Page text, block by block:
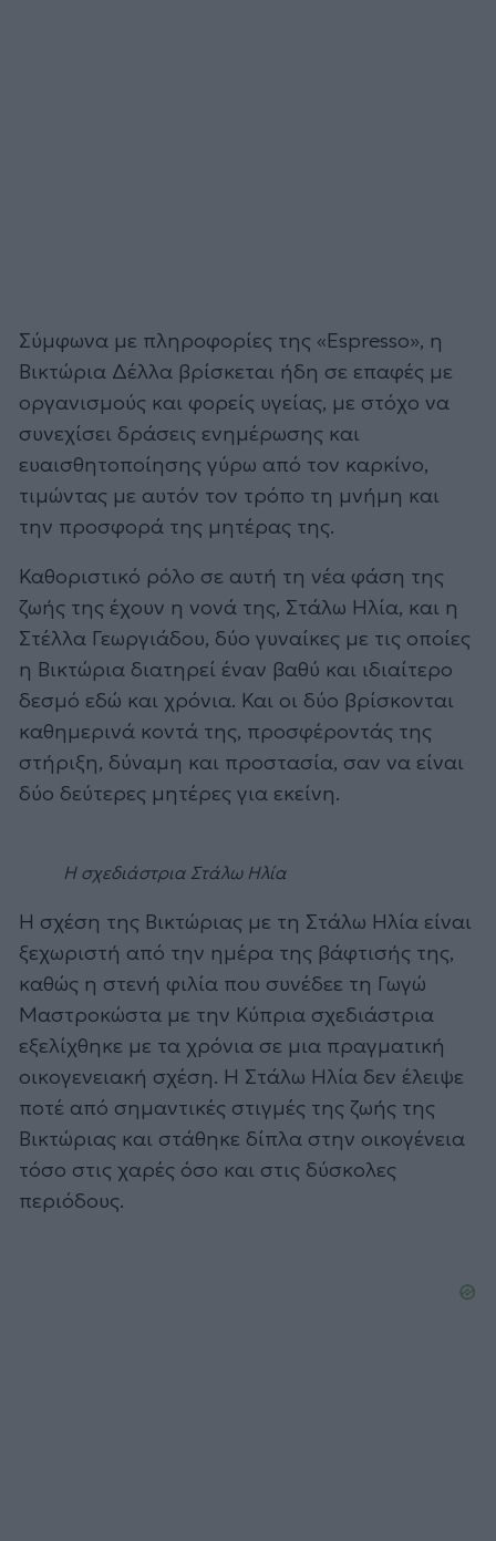
Σύμφωνα με πληροφορίες της «Espresso», η
Βικτώρια Δέλλα βρίσκεται ήδη σε επαφές με
οργανισμούς και φορείς υγείας, με στόχο να
συνεχίσει δράσεις ενημέρωσης και
ευαισθητοποίησης γύρω από τον καρκίνο,
τιμώντας με αυτόν τον τρόπο τη μνήμη και
την προσφορά της μητέρας της.
Καθοριστικό ρόλο σε αυτή τη νέα φάση της
ζωής της έχουν η νονά της, Στάλω Ηλία, και η
Στέλλα Γεωργιάδου, δύο γυναίκες με τις οποίες
η Βικτώρια διατηρεί έναν βαθύ και ιδιαίτερο
δεσμό εδώ και χρόνια. Και οι δύο βρίσκονται
καθημερινά κοντά της, προσφέροντάς της
στήριξη, δύναμη και προστασία, σαν να είναι
δύο δεύτερες μητέρες για εκείνη.
Η σχεδιάστρια Στάλω Ηλία
Η σχέση της Βικτώριας με τη Στάλω Ηλία είναι
ξεχωριστή από την ημέρα της βάφτισής της,
καθώς η στενή φιλία που συνέδεε τη Γωγώ
Μαστροκώστα με την Κύπρια σχεδιάστρια
εξελίχθηκε με τα χρόνια σε μια πραγματική
οικογενειακή σχέση. Η Στάλω Ηλία δεν έλειψε
ποτέ από σημαντικές στιγμές της ζωής της
Βικτώριας και στάθηκε δίπλα στην οικογένεια
τόσο στις χαρές όσο και στις δύσκολες
περιόδους.